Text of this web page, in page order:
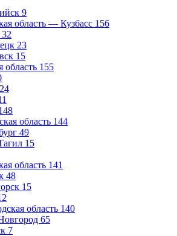
9
область — Кузбасс 156
32
23
15
область 155
24
область 144
49
15
область 141
48
15
область 140
65
7